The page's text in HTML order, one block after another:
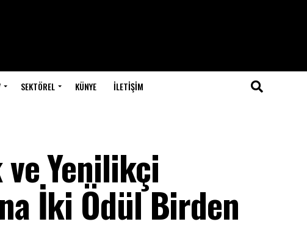
SEKTÖREL KÜNYE İLETIŞIM
ve Yenilikçi
İki Ödül Birden